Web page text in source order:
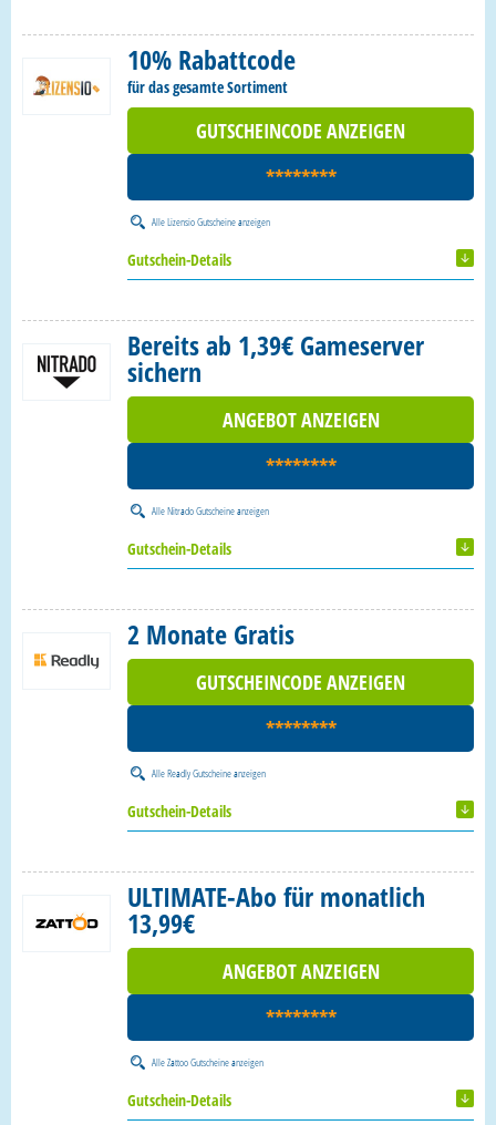
10% Rabattcode
für das gesamte Sortiment
GUTSCHEINCODE ANZEIGEN
********
AlleLizensio Gutscheineanzeigen
Gutschein-Details
Bereits ab 1,39€ Gameserver
sichern
ANGEBOT ANZEIGEN
********
AlleNitrado Gutscheineanzeigen
Gutschein-Details
2 Monate Gratis
GUTSCHEINCODE ANZEIGEN
********
AlleReadly Gutscheineanzeigen
Gutschein-Details
ULTIMATE-Abo für monatlich
13,99€
ANGEBOT ANZEIGEN
********
AlleZattoo Gutscheineanzeigen
Gutschein-Details